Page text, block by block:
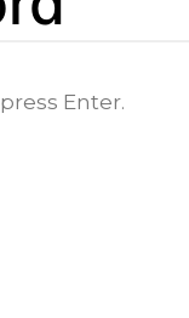
Enter.